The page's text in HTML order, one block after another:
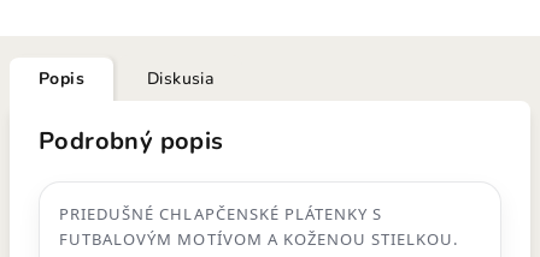
Popis Diskusia
Podrobný popis
PRIEDUŠNÉ CHLAPČENSKÉ PLÁTENKY S
FUTBALOVÝM MOTÍVOM A KOŽENOU STIELKOU.